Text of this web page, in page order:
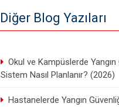
Diğer Blog Yazıları
Okul ve Kampüslerde
Sistem Nasıl Planlanır? (2026)
Hastanelerde Yangın